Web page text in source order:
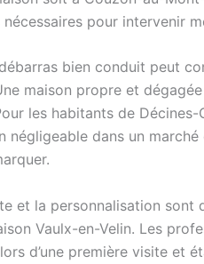
pour intervenir
bien conduit peut
maison propre et
les habitants de
négligeable dans un
et la personnalisation
Vaulx-en-Velin. Les
d’une première visite et